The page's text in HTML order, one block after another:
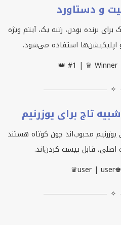
و دستاورد
برنده بودن، رتبه یک، آیتم ویژه
استفاده می‌شود.
👑 #1 | ♛
✧
تاج برای یوزرنیم
محبوب‌اند چون کوتاه هستند
قابل پیست کردن‌اند.
♛user |
✧